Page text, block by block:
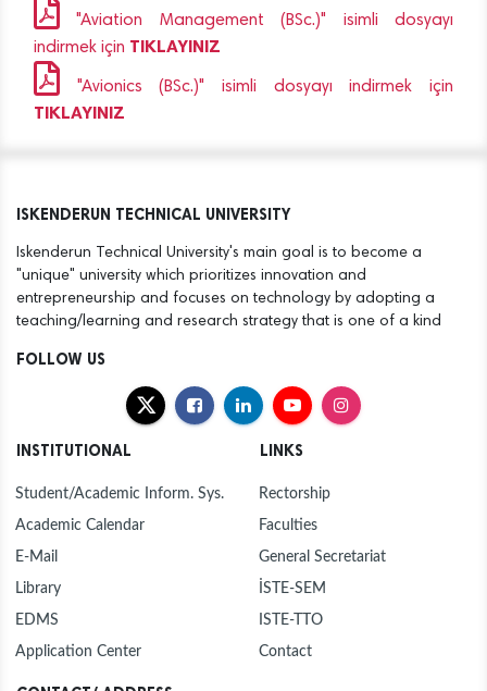
"Aviation Management (BSc.)" isimli dosyayı
indirmek için TIKLAYINIZ
"Avionics (BSc.)" isimli dosyayı indirmek için
TIKLAYINIZ
ISKENDERUN TECHNICAL UNIVERSITY
Iskenderun Technical University's main goal is to become a
"unique" university which prioritizes innovation and
entrepreneurship and focuses on technology by adopting a
teaching/learning and research strategy that is one of a kind
FOLLOW US
INSTITUTIONAL
Student/Academic Inform. Sys.
Academic Calendar
E-Mail
Library
EDMS
Application Center
LINKS
Rectorship
Faculties
General Secretariat
İSTE-SEM
ISTE-TTO
Contact